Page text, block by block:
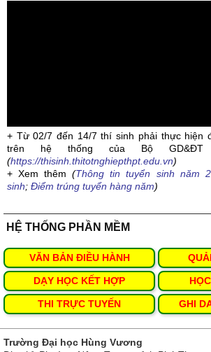
+ Từ 02/7 đến 14/7 thí sinh phải thực hiện
trên hệ thống của Bộ
(https://thisinh.thitotnghiepthpt.edu.vn)
+ Xem thêm(Thông tin tuyển sinh năm
sinh; Điểm trúng tuyển hàng năm)
HỆ THỐNG PHẦN MỀM
VĂN BẢN ĐIỀU HÀNH
DẠY HỌC KẾT HỢP
THI TRỰC TUYẾN GHI
Trường Đại học Hùng Vương